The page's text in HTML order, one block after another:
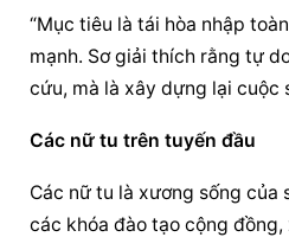
“Mục tiêu là tái hòa nhập
mạnh. Sơ giải thích rằng tự
cứu, mà là xây dựng lại cuộc
Các nữ tu trên tuyến đầu
Các nữ tu là xương sống của
các khóa đào tạo cộng